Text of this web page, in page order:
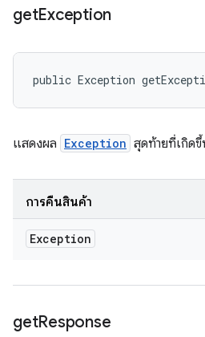
getException
public Exception
แสดงผล Exception สุดท้ายที่เกิดขึ้
การคืนสินค้า
Exception
getResponse